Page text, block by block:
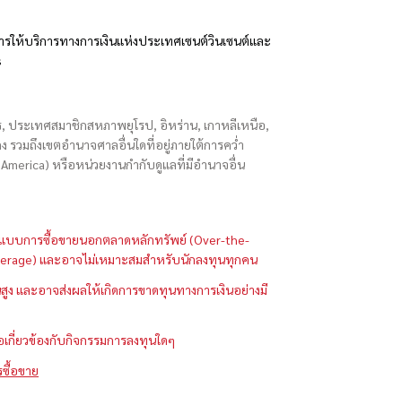
ห้บริการทางการเงินแห่งประเทศเซนต์วินเซนต์และ
ประเทศสมาชิกสหภาพยุโรป, อิหร่าน, เกาหลีเหนือ,
รวมถึงเขตอำนาจศาลอื่นใดที่อยู่ภายใต้การคว่ำ
หรือหน่วยงานกำกับดูแลที่มีอำนาจอื่น
แบบการซื้อขายนอกตลาดหลักทรัพย์ (Over-the-
และอาจไม่เหมาะสมสำหรับนักลงทุนทุกคน
ง และอาจส่งผลให้เกิดการขาดทุนทางการเงินอย่างมี
กี่ยวข้องกับกิจกรรมการลงทุนใดๆ
ซื้อขาย